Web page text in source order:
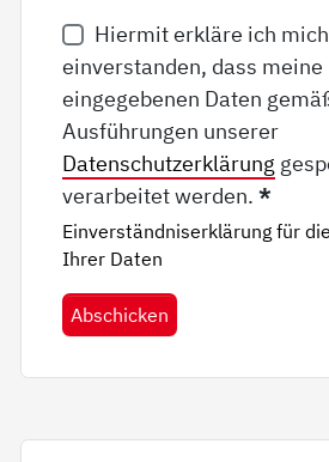
Hiermit erkläre ich mich
einverstanden, dass
eingegebenen Daten
Ausführungen unserer
Datenschutzerklärung
verarbeitet werden.*
Einverständniserklärung für
Ihrer Daten
Abschicken